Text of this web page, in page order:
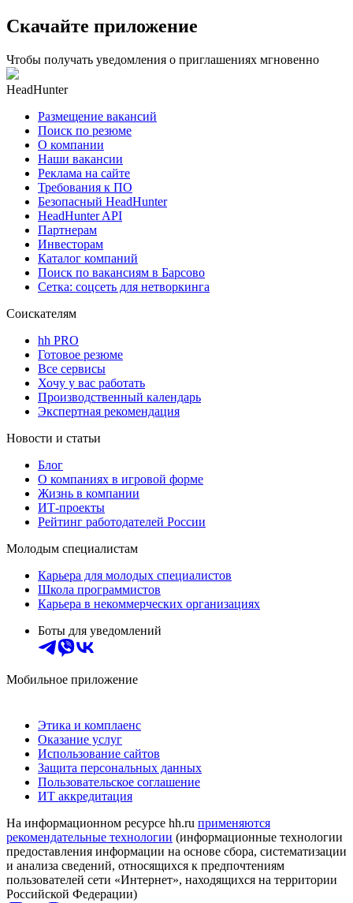
Скачайте приложение
Чтобы получать уведомления о приглашениях мгновенно
HeadHunter
Размещение вакансий
Поиск по резюме
О компании
Наши вакансии
Реклама на сайте
Требования к ПО
Безопасный HeadHunter
HeadHunter API
Партнерам
Инвесторам
Каталог компаний
Поиск по вакансиям в Барсово
Сетка: соцсеть для нетворкинга
Соискателям
hh PRO
Готовое резюме
Все сервисы
Хочу у вас работать
Производственный календарь
Экспертная рекомендация
Новости и статьи
Блог
О компаниях в игровой форме
Жизнь в компании
ИТ-проекты
Рейтинг работодателей России
Молодым специалистам
Карьера для молодых специалистов
Школа программистов
Карьера в некоммерческих организациях
Боты для уведомлений
Мобильное приложение
Этика и комплаенс
Оказание услуг
Использование сайтов
Защита персональных данных
Пользовательское соглашение
ИТ аккредитация
На информационном ресурсе hh.ru применяются
рекомендательные технологии (информационные технологии
предоставления информации на основе сбора, систематизации
и анализа сведений, относящихся к предпочтениям
пользователей сети «Интернет», находящихся на территории
Российской Федерации)